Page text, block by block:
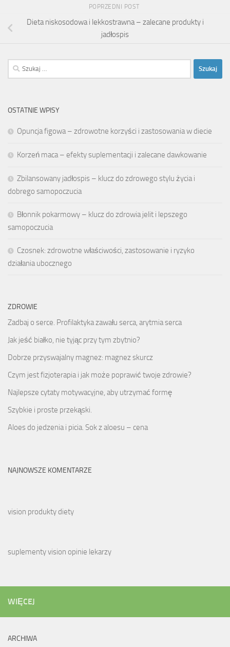
POPRZEDNI POST
Dieta niskosodowa i lekkostrawna – zalecane produkty i
jadłospis
Szukaj:
OSTATNIE WPISY
Opuncja figowa – zdrowotne korzyści i zastosowania w diecie
Korzeń maca – efekty suplementacji i zalecane dawkowanie
Zbilansowany jadłospis – klucz do zdrowego stylu życia i
dobrego samopoczucia
Błonnik pokarmowy – klucz do zdrowia jelit i lepszego
samopoczucia
Czosnek: zdrowotne właściwości, zastosowanie i ryzyko
działania ubocznego
ZDROWIE
Zadbaj o serce. Profilaktyka zawału serca, arytmia serca
Jak jeść białko, nie tyjąc przy tym zbytnio?
Dobrze przyswajalny magnez: magnez skurcz
Czym jest fizjoterapia i jak może poprawić twoje zdrowie?
Najlepsze cytaty motywacyjne, aby utrzymać formę
Szybkie i proste przekąski.
Aloes do jedzenia i picia. Sok z aloesu – cena
NAJNOWSZE KOMENTARZE
vision produkty diety
suplementy vision opinie lekarzy
WIĘCEJ
ARCHIWA